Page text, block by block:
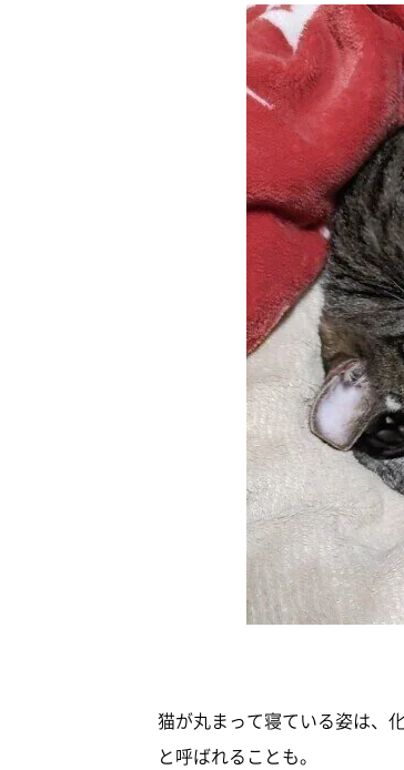
猫が丸まって寝ている姿は、
と呼ばれることも。